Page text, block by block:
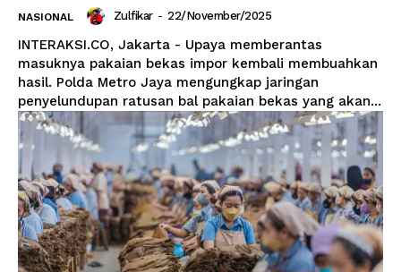
NASIONAL Zulfikar - 22/November/2025
INTERAKSI.CO, Jakarta - Upaya memberantas
masuknya pakaian bekas impor kembali membuahkan
hasil. Polda Metro Jaya mengungkap jaringan
penyelundupan ratusan bal pakaian bekas yang akan...